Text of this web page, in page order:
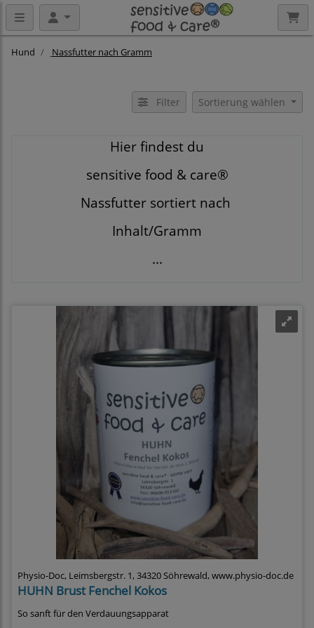
Hund Nassfutter nach Gramm
Sortierung wählen
Filter
Hier findest du
sensitive food & care®
Nassfutter sortiert nach
Inhalt/Gramm
...
Physio-Doc, Leimsbergstr. 1, 34320 Söhrewald, www.physio-doc.de
HUHN Brust Fenchel Kokos
So sanft für den Verdauungsapparat